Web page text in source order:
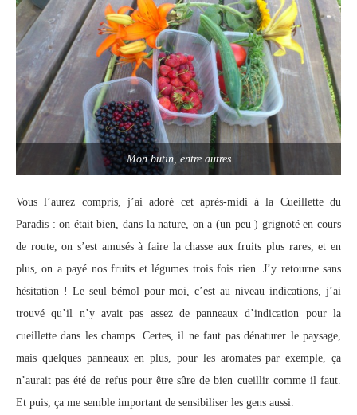
Mon butin, entre autres
Vous l’aurez compris, j’ai adoré cet après-midi à la Cueillette du
Paradis : on était bien, dans la nature, on a (un peu ) grignoté en cours
de route, on s’est amusés à faire la chasse aux fruits plus rares, et en
plus, on a payé nos fruits et légumes trois fois rien. J’y retourne sans
hésitation ! Le seul bémol pour moi, c’est au niveau indications, j’ai
trouvé qu’il n’y avait pas assez de panneaux d’indication pour la
cueillette dans les champs. Certes, il ne faut pas dénaturer le paysage,
mais quelques panneaux en plus, pour les aromates par exemple, ça
n’aurait pas été de refus pour être sûre de bien cueillir comme il faut.
Et puis, ça me semble important de sensibiliser les gens aussi.